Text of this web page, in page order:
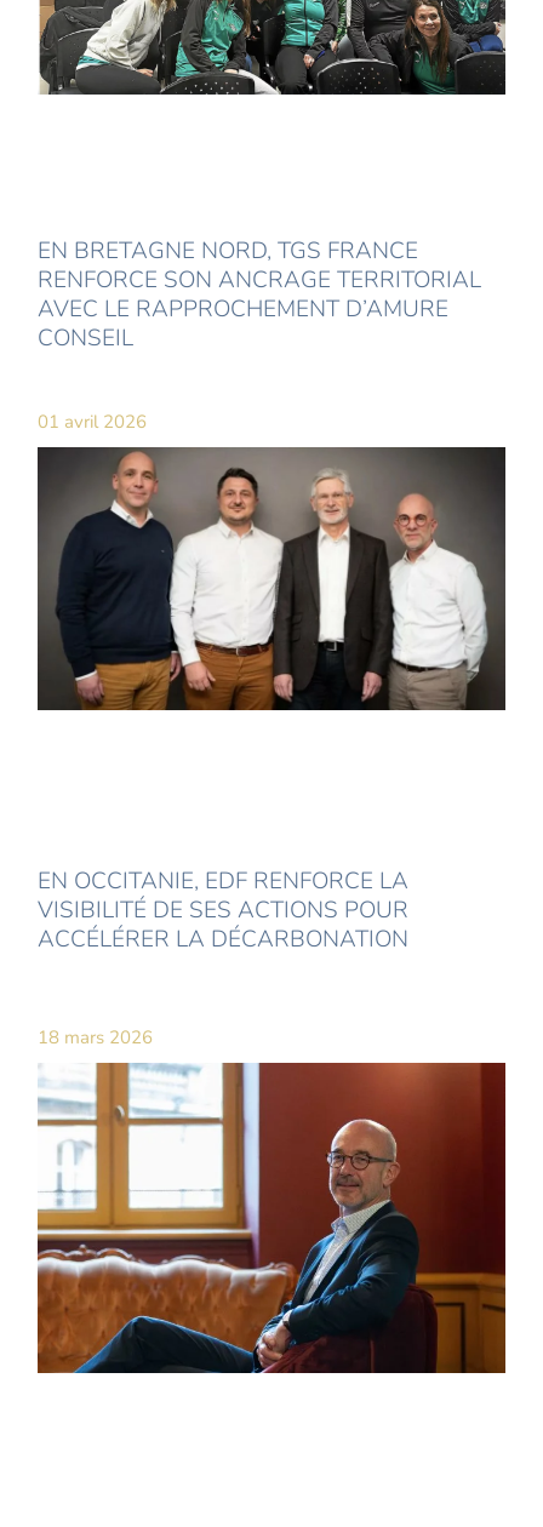
EN BRETAGNE NORD, TGS FRANCE
RENFORCE SON ANCRAGE TERRITORIAL
AVEC LE RAPPROCHEMENT D’AMURE
CONSEIL
01 avril 2026
EN OCCITANIE, EDF RENFORCE LA
VISIBILITÉ DE SES ACTIONS POUR
ACCÉLÉRER LA DÉCARBONATION
18 mars 2026